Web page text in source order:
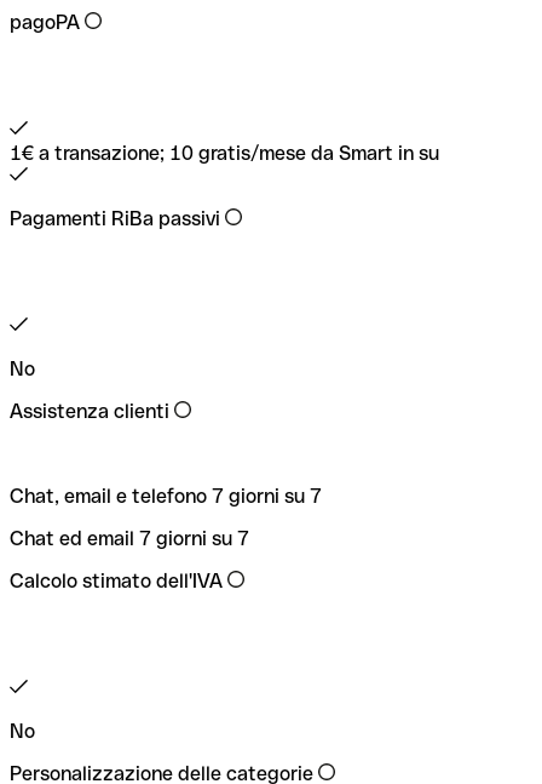
pagoPA
1€ a transazione; 10 gratis/mese da Smart in su
Pagamenti RiBa passivi
No
Assistenza clienti
Chat, email e telefono 7 giorni su 7
Chat ed email 7 giorni su 7
Calcolo stimato dell'IVA
No
Personalizzazione delle categorie